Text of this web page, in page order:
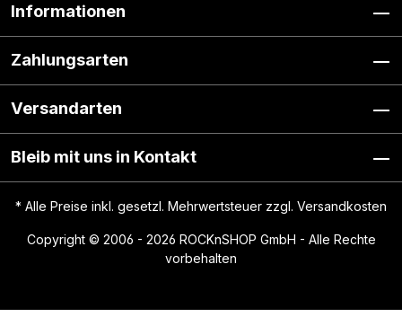
Informationen
Zahlungsarten
Versandarten
Bleib mit uns in Kontakt
* Alle Preise inkl. gesetzl. Mehrwertsteuer zzgl. Versandkosten
Copyright © 2006 - 2026 ROCKnSHOP GmbH - Alle Rechte
vorbehalten